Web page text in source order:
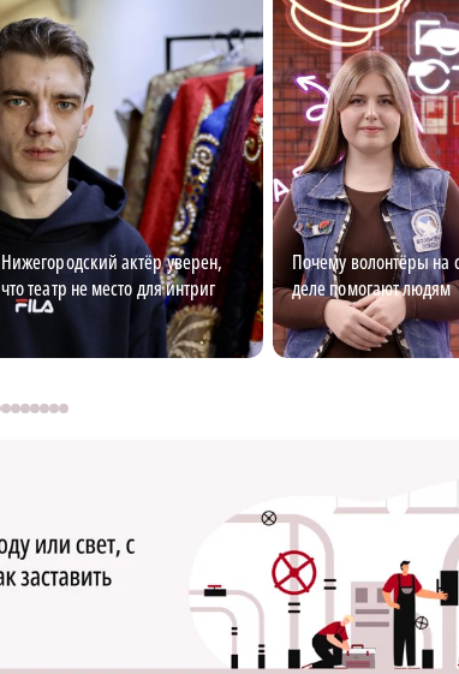
Нижегородский актёр уверен,
что театр не место для интриг
Почему волонтёры на
деле помогают людям